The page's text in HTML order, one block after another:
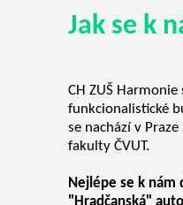
Jak se k
CH ZUŠ
funkcionalistické
se nachází v
fakulty ČVUT.
Nejlépe se k